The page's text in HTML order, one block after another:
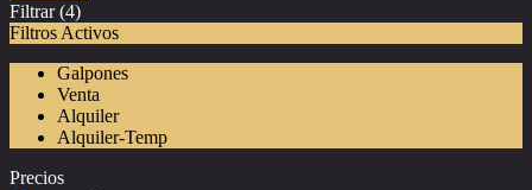
Filtrar (4)
Filtros Activos
Galpones
Venta
Alquiler
Alquiler-Temp
Precios